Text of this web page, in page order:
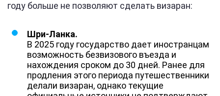
году больше не позволяют сделать визаран:
Шри-Ланка.
В 2025 году государство дает иностранцам
возможность безвизового въезда и
нахождения сроком до 30 дней. Ранее для
продления этого периода путешественники
делали визаран, однако текущие